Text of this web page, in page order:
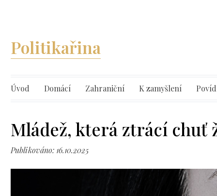
Politikařina
Úvod Domácí Zahraniční K zamyšlení
Mládež, která ztrácí chuť
Publikováno: 16.10.2025